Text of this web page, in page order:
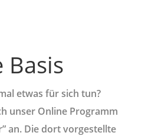
Basis
etwas für sich tun?
unser Online Programm
an. Die dort vorgestellte